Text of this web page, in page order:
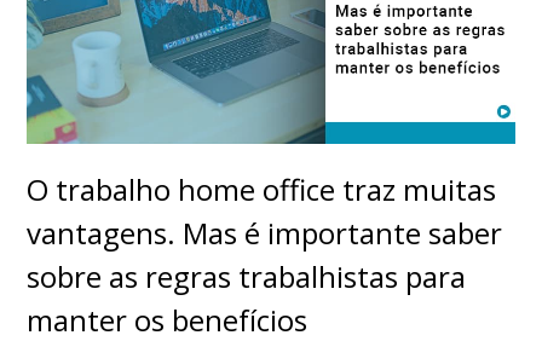
O trabalho home office traz muitas
vantagens. Mas é importante saber
sobre as regras trabalhistas para
manter os benefícios